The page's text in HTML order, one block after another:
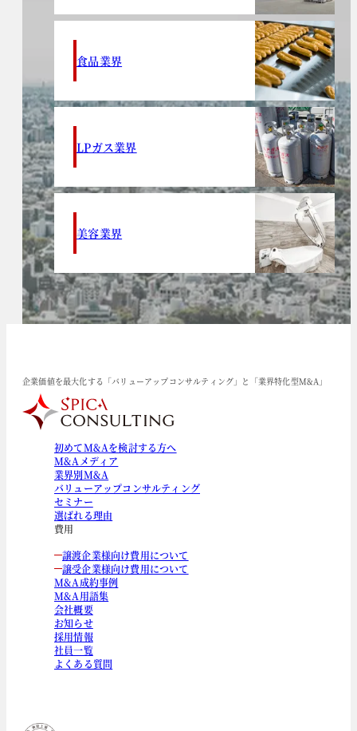
食品業界
LPガス業界
美容業界
企業価値を最大化する「バリューアップコンサルティング」と「業界特化型M&A」
初めてM&Aを検討する方へ
M&Aメディア
業界別M&A
バリューアップコンサルティング
セミナー
選ばれる理由
費用
譲渡企業様向け費用について
譲受企業様向け費用について
M&A成約事例
M&A用語集
会社概要
お知らせ
採用情報
社員一覧
よくある質問